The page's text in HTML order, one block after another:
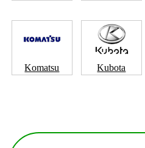
Komatsu Kubota